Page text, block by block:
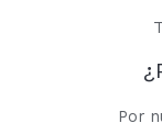
Por